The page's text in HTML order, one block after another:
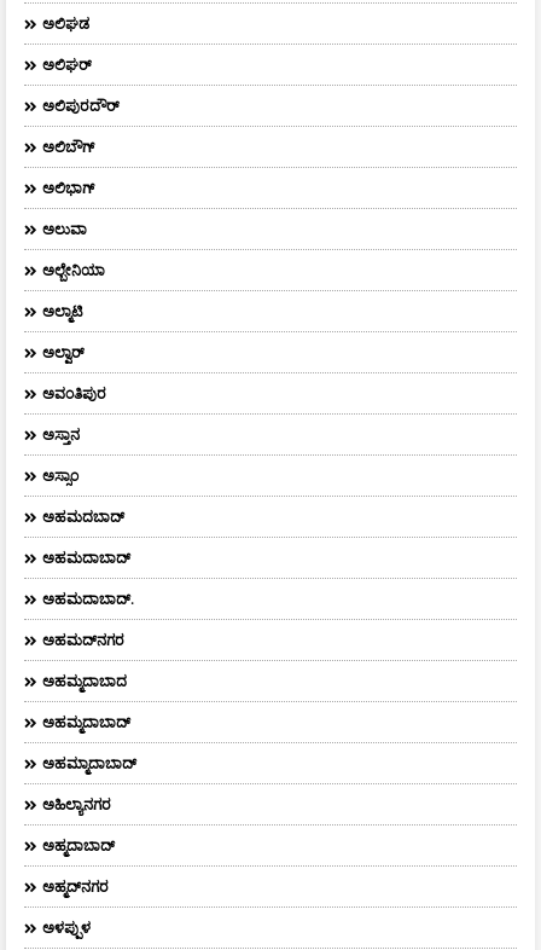
ಅಲಿಘಡ
ಅಲಿಘರ್
ಅಲಿಪುರದೌರ್‌
ಅಲಿಬೌಗ್
ಅಲಿಭಾಗ್
ಅಲುವಾ
ಅಲ್ಬೇನಿಯಾ
ಅಲ್ಮಾಟಿ
ಅಲ್ವಾರ್
ಅವಂತಿಪುರ
ಅಸ್ತಾನ
ಅಸ್ಸಾಂ
ಅಹಮದಬಾದ್
ಅಹಮದಾಬಾದ್
ಅಹಮದಾಬಾದ್‌.
ಅಹಮದ್‌ನಗರ
ಅಹಮ್ಮದಾಬಾದ
ಅಹಮ್ಮದಾಬಾದ್
ಅಹಮ್ಮಾದಾಬಾದ್
ಅಹಿಲ್ಯಾನಗರ
ಅಹ್ಮದಾಬಾದ್
ಅಹ್ಮದ್‌ನಗರ
ಅಳಪ್ಪುಳ